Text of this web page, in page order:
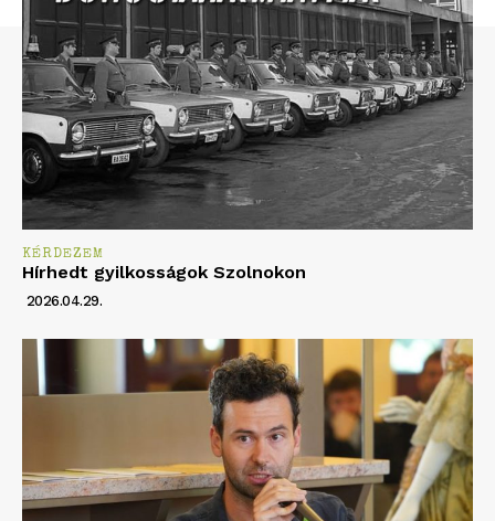
KÉRDEZEM
Hírhedt gyilkosságok Szolnokon
2026.04.29.